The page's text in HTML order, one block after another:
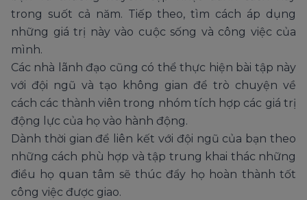
trong suốt cả năm. Tiếp theo, tìm cách áp dụng
những giá trị này vào cuộc sống và công việc của
mình.
Các nhà lãnh đạo cũng có thể thực hiện bài tập này
với đội ngũ và tạo không gian để trò chuyện về
cách các thành viên trong nhóm tích hợp các giá trị
động lực của họ vào hành động.
Dành thời gian để liên kết với đội ngũ của bạn theo
những cách phù hợp và tập trung khai thác những
điều họ quan tâm sẽ thúc đẩy họ hoàn thành tốt
công việc được giao.